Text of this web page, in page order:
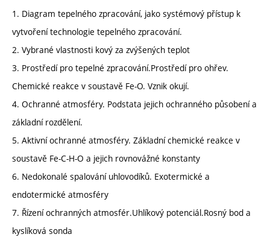
1. Diagram tepelného zpracování, jako systémový přístup k
vytvoření technologie tepelného zpracování.
2. Vybrané vlastnosti kový za zvýšených teplot
3. Prostředí pro tepelné zpracování.Prostředí pro ohřev.
Chemické reakce v soustavě Fe-O. Vznik okují.
4. Ochranné atmosféry. Podstata jejich ochranného působení a
základní rozdělení.
5. Aktivní ochranné atmosféry. Základní chemické reakce v
soustavě Fe-C-H-O a jejich rovnovážné konstanty
6. Nedokonalé spalování uhlovodíků. Exotermické a
endotermické atmosféry
7. Řízení ochranných atmosfér.Uhlíkový potenciál.Rosný bod a
kyslíková sonda